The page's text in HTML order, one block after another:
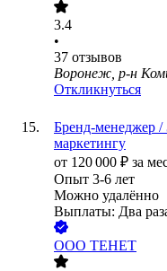
3.4
•
37 отзывов
Воронеж, р-н
Откликнуться
Бренд-менеджер /
маркетингу
от 120 000 ₽ за
Опыт 3-6 лет
Можно удалённо
Выплаты: Два
ООО ТЕНЕТ